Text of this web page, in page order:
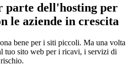
parte dell'hosting per
le aziende in crescita
bene per i siti piccoli. Ma una volta
tuo sito web per i ricavi, i servizi di